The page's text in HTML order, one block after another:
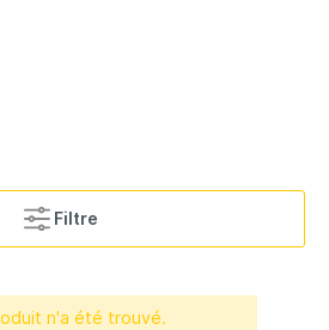
Filtre
n'a été trouvé.